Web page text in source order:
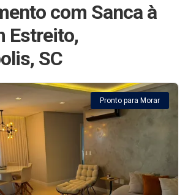
com Sanca à
Estreito,
SC
Pronto para Morar